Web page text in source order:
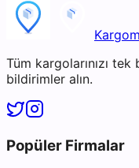
Tüm kargolarınızı
bildirimler alın.
Popüler Firmalar